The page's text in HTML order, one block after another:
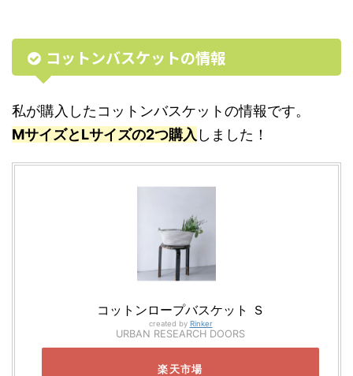
コットンバスケットの情報
私が購入したコットンバスケットの情報です。
MサイズとLサイズの2つ購入 しました！
コットンロープバスケット Ｓ
created by Rinker
URBAN RESEARCH DOORS
楽天市場